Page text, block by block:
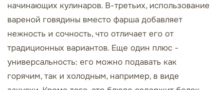
начинающих кулинаров. В-третьих, использование
вареной говядины вместо фарша добавляет
нежность и сочность, что отличает его от
традиционных вариантов. Еще один плюс -
универсальность: его можно подавать как
горячим, так и холодным, например, в виде